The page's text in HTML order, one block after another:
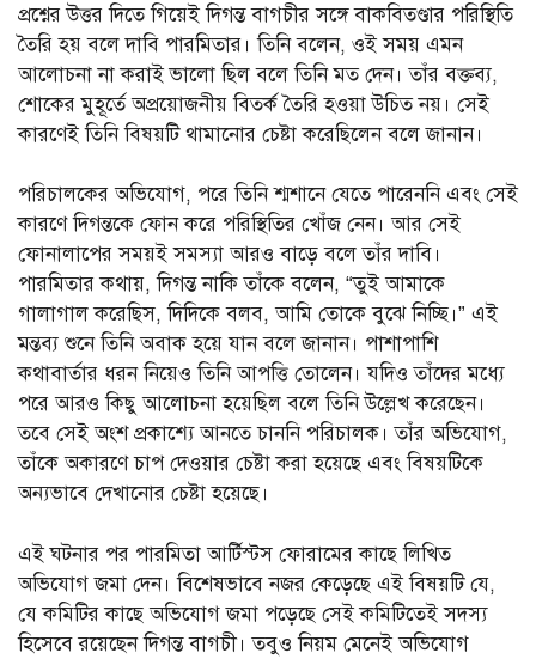
প্রশ্নের উত্তর দিতে গিয়েই দিগন্ত বাগচীর সঙ্গে বাকবিতণ্ডার পরিস্থিতি
তৈরি হয় বলে দাবি পারমিতার। তিনি বলেন, ওই সময় এমন
আলোচনা না করাই ভালো ছিল বলে তিনি মত দেন। তাঁর বক্তব্য,
শোকের মুহূর্তে অপ্রয়োজনীয় বিতর্ক তৈরি হওয়া উচিত নয়। সেই
কারণেই তিনি বিষয়টি থামানোর চেষ্টা করেছিলেন বলে জানান।
পরিচালকের অভিযোগ, পরে তিনি শ্মশানে যেতে পারেননি এবং সেই
কারণে দিগন্তকে ফোন করে পরিস্থিতির খোঁজ নেন। আর সেই
ফোনালাপের সময়ই সমস্যা আরও বাড়ে বলে তাঁর দাবি।
পারমিতার কথায়, দিগন্ত নাকি তাঁকে বলেন, “তুই আমাকে
গালাগাল করেছিস, দিদিকে বলব, আমি তোকে বুঝে নিচ্ছি।” এই
মন্তব্য শুনে তিনি অবাক হয়ে যান বলে জানান। পাশাপাশি
কথাবার্তার ধরন নিয়েও তিনি আপত্তি তোলেন। যদিও তাঁদের মধ্যে
পরে আরও কিছু আলোচনা হয়েছিল বলে তিনি উল্লেখ করেছেন।
তবে সেই অংশ প্রকাশ্যে আনতে চাননি পরিচালক। তাঁর অভিযোগ,
তাঁকে অকারণে চাপ দেওয়ার চেষ্টা করা হয়েছে এবং বিষয়টিকে
অন্যভাবে দেখানোর চেষ্টা হয়েছে।
এই ঘটনার পর পারমিতা আর্টিস্টস ফোরামের কাছে লিখিত
অভিযোগ জমা দেন। বিশেষভাবে নজর কেড়েছে এই বিষয়টি যে,
যে কমিটির কাছে অভিযোগ জমা পড়েছে সেই কমিটিতেই সদস্য
হিসেবে রয়েছেন দিগন্ত বাগচী। তবুও নিয়ম মেনেই অভিযোগ